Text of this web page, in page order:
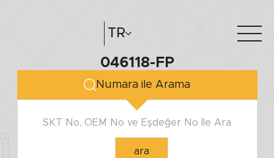
TR
Hakkımızda e-katalog
046118-FP
Numara ile Arama
SKT No, OEM No ve Eşdeğer No İle Ara
ara